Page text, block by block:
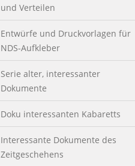
und Verteilen
Entwürfe und Druckvorlagen für
NDS-Aufkleber
Serie alter, interessanter
Dokumente
Doku interessanten Kabaretts
Interessante Dokumente des
Zeitgeschehens